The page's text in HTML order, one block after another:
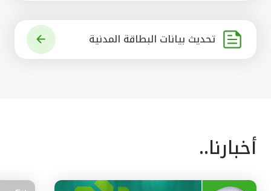
تحديث بيانات البطاقة المدنية
أخبارنا..